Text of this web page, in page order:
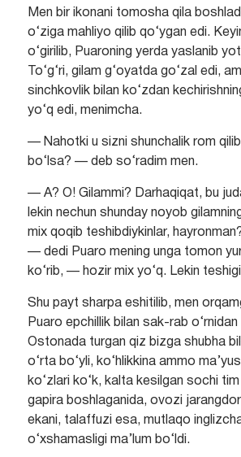
Men bir ikonani tomosha qila
o‘ziga mahliyo qilib qo‘ygan edi.
o‘girilib, Puaroning yerda yaslanib
To‘g‘ri, gilam g‘oyatda go‘zal edi,
sinchkovlik bilan ko‘zdan
yo‘q edi, menimcha.
— Nahotki u sizni shunchalik rom qilib
bo‘lsa? — deb so‘radim men.
— A? O! Gilammi? Darhaqiqat, bu
lekin nechun shunday noyob
mix qoqib teshibdiykinlar,
— dedi Puaro mening unga tomon
ko‘rib, — hozir mix yo‘q. Lekin
Shu payt sharpa eshitilib, men
Puaro epchillik bilan sak-rab
Ostonada turgan qiz bizga shubha
o‘rta bo‘yli, ko‘hlikkina ammo
ko‘zlari ko‘k, kalta kesilgan sochi
gapira boshlaganida, ovozi jarangdor
ekani, talaffuzi esa, mutlaqo
o‘xshamasligi ma’lum bo‘ldi.